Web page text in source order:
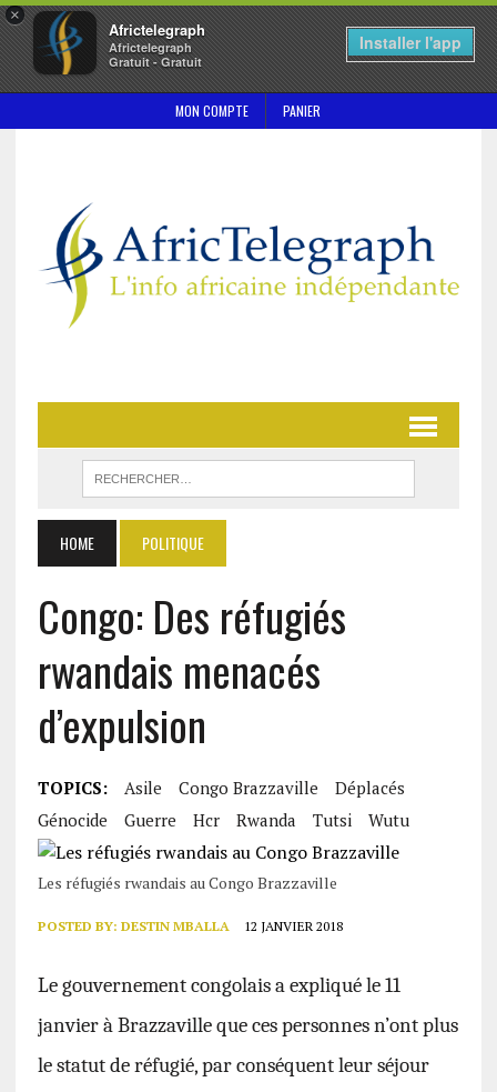
×
Africtelegraph
Africtelegraph
Gratuit - Gratuit
Installer l'app
MON COMPTE PANIER
HOME POLITIQUE
Congo: Des réfugiés
rwandais menacés
d’expulsion
TOPICS: Asile Congo Brazzaville
Déplacés
Génocide
Guerre Hcr Rwanda Tutsi Wutu
Les réfugiés rwandais au Congo Brazzaville
POSTED BY: DESTIN MBALLA 12 JANVIER 2018
Le gouvernement congolais a expliqué le 11
janvier à Brazzaville que ces personnes n’ont plus
le statut de réfugié, par conséquent leur séjour